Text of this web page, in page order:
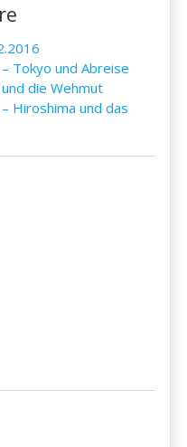
Tokyo und Abreise
die Wehmut
Hiroshima und das